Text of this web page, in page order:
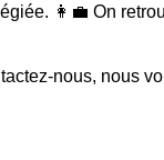
👩‍💼 On
nous, nous